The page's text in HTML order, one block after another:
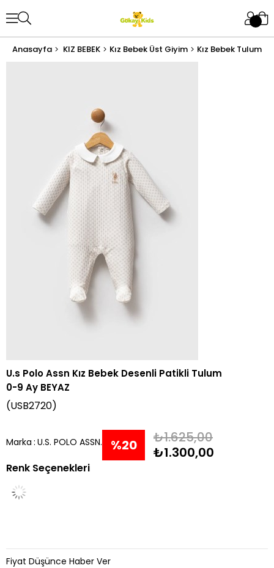
Anasayfa KIZ BEBEK Kız Bebek Üst Giyim Kız Bebek Tulum
U.s Polo Assn Kız Bebek Desenli Patikli Tulum
0-9 Ay BEYAZ
(USB2720)
Marka : U.S. POLO ASSN. %20
₺1.625,00
₺1.300,00
Renk Seçenekleri
Fiyat Düşünce Haber Ver